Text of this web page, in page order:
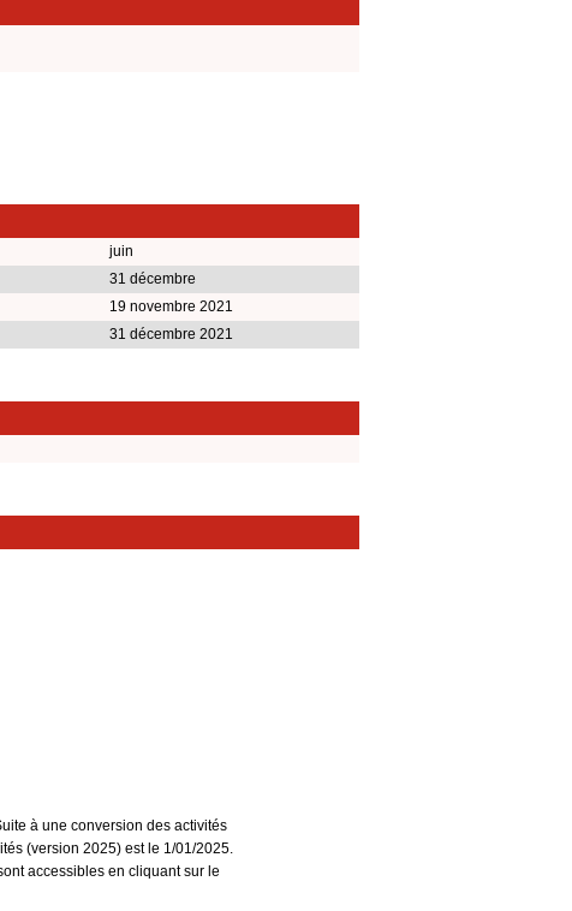
juin
31 décembre
19 novembre 2021
31 décembre 2021
à une conversion des activités
(version 2025) est le 1/01/2025.
accessibles en cliquant sur le